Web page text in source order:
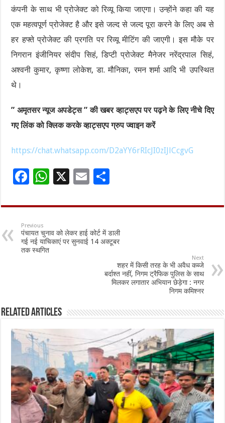
कंपनी के साथ भी प्रोजेक्ट को रिव्यू किया जाएगा। उन्होंने कहा की यह
एक महत्वपूर्ण प्रोजेक्ट है और इसे जल्द से जल्द पूरा करने के लिए अब से
हर हफ्ते प्रोजेक्ट की प्रगति पर रिव्यू मीटिंग की जाएगी। इस मौके पर
निगरान इंजीनियर संदीप सिहं, डिप्टी प्रोजेक्ट मैनेजर नरेंद्रपाल सिहं,
अश्वनी कुमार, कृष्णा लोकेश, डा. मौनिका, रमन शर्मा आदि भी उपस्थित
थे।
” अमृतसर न्यूज अपडेट्स ” की खबर व्हाट्सएप पर पढ़ने के लिए नीचे दिए
गए लिंक को क्लिक करके व्हाट्सएप ग्रुप ज्वाइन करें
https://chat.whatsapp.com/D2aYY6rRIcJI0zIJlCcgvG
F
e
b
o
o
W
at
sA
p
X
E
ai
l
ar
e
Previous
पंचायत चुनाव को लेकर हाई कोर्ट में डाली
गई नई याचिकाएं पर सुनवाई 14 अक्टूबर
तक स्थगित
Next
शहर में किसी तरह के भी अवैध कब्जे
बर्दाश्त नहीं, निगम ट्रैफिक पुलिस के साथ
मिलकर लगातार अभियान छेड़ेगा : नगर
निगम कमिश्नर
Related Articles